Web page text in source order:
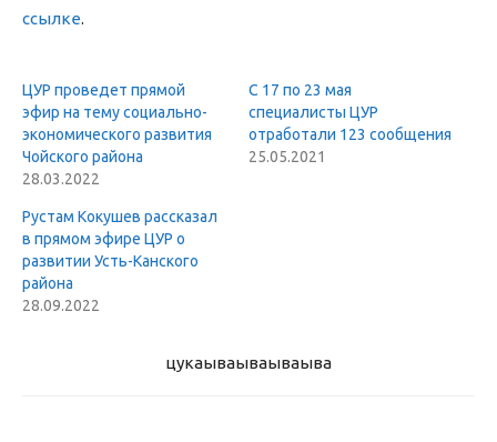
ссылке.
ЦУР проведет прямой
эфир на тему социально-
экономического развития
Чойского района
28.03.2022
С 17 по 23 мая
специалисты ЦУР
отработали 123 сообщения
25.05.2021
Рустам Кокушев рассказал
в прямом эфире ЦУР о
развитии Усть-Канского
района
28.09.2022
цукаываываываыва